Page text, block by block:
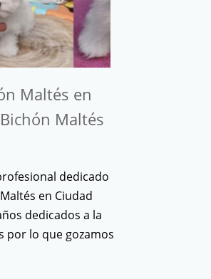
Maltés en
Maltés
dedicado
en Ciudad
dedicados a la
por lo que gozamos